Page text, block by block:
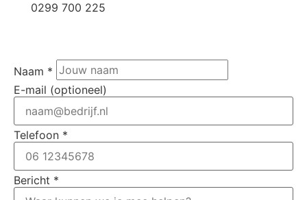
0299 700 225
Naam *
E-mail (optioneel)
Telefoon *
Bericht *